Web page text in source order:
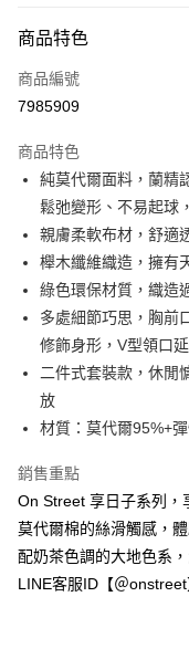
信用卡一次付款
信用卡分期付款
合作金庫商業銀行
華南商業銀行
上海商業儲蓄銀行
國泰世華商業銀行
臺灣中小企業銀行
匯豐（台灣）商業銀行
聯邦商業銀行
元大商業銀行
玉山商業銀行
台新國際商業銀行
台灣樂天信用卡公司
超商取貨付款
LINE Pay
Apple Pay
街口支付
AFTEE先享後付
相關說明
【關於「AFTEE先享後付
便利好安心！
１．簡單：不需註冊會員、
２．便利：只要手機號碼
３．安心：先確認商品／
【「AFTEE先享後付」結
１．於結帳方式選擇「
運送方式
全家付款取貨
每筆NT$80，滿
商品特色
商品編號
7985909
商品特色
純莫代爾面料，蘭精
鬆弛變形、不易起球
親膚柔軟布材，舒適
櫸木纖維織造，擁有
綠色環保材質，織造
多處細節巧思，胸前
修飾身形，V型領口
二件式套裝款，休閒
放
材質：莫代爾95%+
銷售重點
On Street 享日子系列，
莫代爾棉的絲滑觸感，
配奶茶色調的大地色系
LINE客服ID【＠